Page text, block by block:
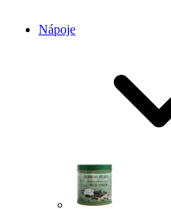
Nápoje